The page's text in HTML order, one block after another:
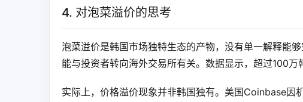
4. 对泡菜溢价的思考
泡菜溢价是韩国市场独特生态的产物，没有单一解释能
能与投资者转向海外交易所有关。数据显示，超过100万
实际上，价格溢价现象并非韩国独有。美国Coinbase因